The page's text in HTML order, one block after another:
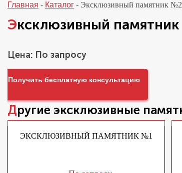
Главная - Каталог - Эксклюзивный памятник
Эксклюзивный
Цена: По запросу
Получить бесплатную консультацию
Другие эксклюзивные
ЭКСКЛЮЗИВНЫЙ ПАМЯТНИК №1